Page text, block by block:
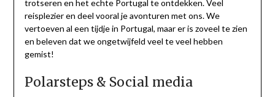
trotseren en het echte Portugal te ontdekken. Veel
reisplezier en deel vooral je avonturen met ons. We
vertoeven al een tijdje in Portugal, maar er is zoveel te zien
en beleven dat we ongetwijfeld veel te veel hebben
gemist!
Polarsteps & Social media